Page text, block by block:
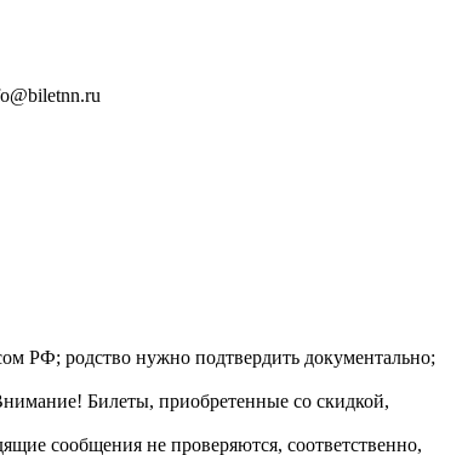
РФ; родство нужно подтвердить документально;
Билеты, приобретенные со скидкой,
сообщения не проверяются, соответственно,